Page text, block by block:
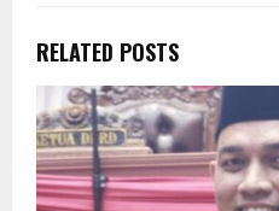
RELATED POSTS